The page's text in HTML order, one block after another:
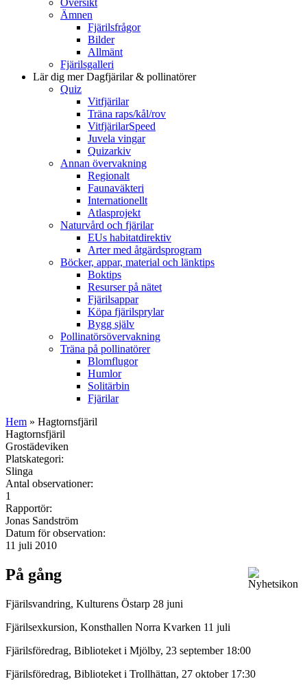
Ämnen
Fjärilsfrågor
Bilder
Allmänt
Fjärilsgalleri
Lär dig merDagfjärilar & pollinatörer
Quiz
Vitfjärilar
Träna raps/kål/rov
VitfjärilarSpeed
Juvela vingar
Quizarkiv
Annan övervakning
Regionalt
Faunaväkteri
Internationellt
Atlasprojekt
Naturvård och fjärilar
EUs habitatdirektiv
Arter med åtgärdsprogram
Böcker, appar, material och länktips
Boktips
Resurser på nätet
Fjärilsappar
Köpa fjärilsprylar
Bygg själv
Pollinatörsövervakning
Träna på pollinatörer
Blomflugor
Humlor
Solitärbin
Fjärilar
Hem » Hagtornsfjäril
Hagtornsfjäril
Grostädeviken
Platskategori:
Slinga
Antal observationer:
1
Rapportör:
Jonas Sandström
Datum för observation:
11 juli 2010
På gång
Fjärilsvandring, Kulturens Östarp 28 juni
Fjärilsexkursion, Konsthallen Norra Kvarken 11 juli
Fjärilsföredrag, Biblioteket i Mjölby, 23 september 18:00
Fjärilsföredrag, Biblioteket i Trollhättan, 27 oktober 17:30